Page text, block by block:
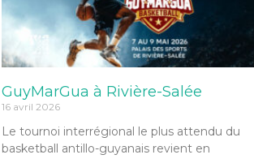
GuyMarGua à Rivière-Salée
16 avril 2026
Le tournoi interrégional le plus attendu du
basketball antillo-guyanais revient en